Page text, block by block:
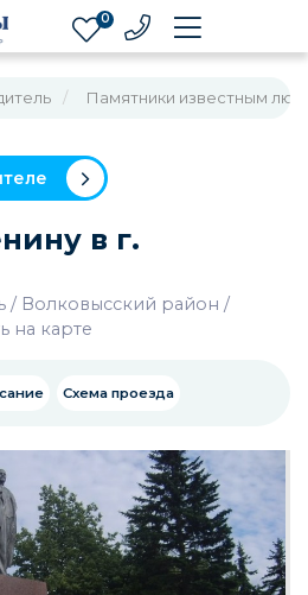
0
Памятники известным
в г.
Волковысский район
на карте
Схема проезда